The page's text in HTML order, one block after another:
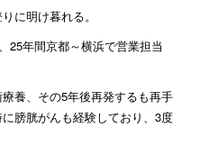
に明け暮れる。
25年間京都～横浜で営業担当
養、その5年後再発するも再手
膀胱がんも経験しており、3度